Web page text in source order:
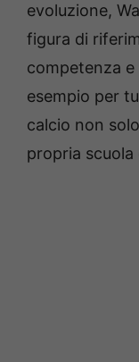
evoluzione,
figura di
competenza e
esempio per
calcio non
propria scuola